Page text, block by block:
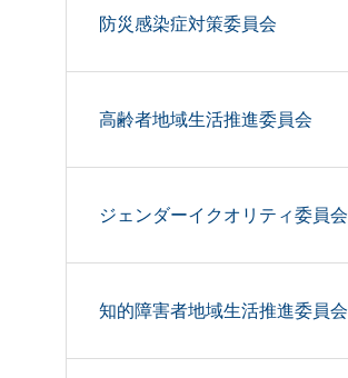
防災感染症対策委員会
高齢者地域生活推進委員会
ジェンダーイクオリティ委員会
知的障害者地域生活推進委員会